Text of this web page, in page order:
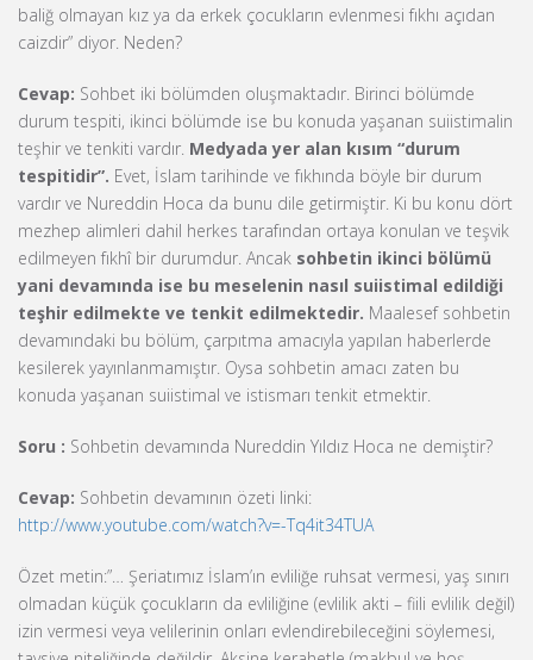
baliğ olmayan kız ya da erkek çocukların evlenmesi fıkhı açıdan
caizdir” diyor. Neden?
Cevap: Sohbet iki bölümden oluşmaktadır. Birinci bölümde
durum tespiti, ikinci bölümde ise bu konuda yaşanan suiistimalin
teşhir ve tenkiti vardır. Medyada yer alan kısım “durum
tespitidir”. Evet, İslam tarihinde ve fıkhında böyle bir durum
vardır ve Nureddin Hoca da bunu dile getirmiştir. Ki bu konu dört
mezhep alimleri dahil herkes tarafından ortaya konulan ve teşvik
edilmeyen fıkhî bir durumdur. Ancak sohbetin ikinci bölümü
yani devamında ise bu meselenin nasıl suiistimal edildiği
teşhir edilmekte ve tenkit edilmektedir. Maalesef sohbetin
devamındaki bu bölüm, çarpıtma amacıyla yapılan haberlerde
kesilerek yayınlanmamıştır. Oysa sohbetin amacı zaten bu
konuda yaşanan suiistimal ve istismarı tenkit etmektir.
Soru : Sohbetin devamında Nureddin Yıldız Hoca ne demiştir?
Cevap: Sohbetin devamının özeti linki:
http://www.youtube.com/watch?v=-Tq4it34TUA
Özet metin:”… Şeriatımız İslam’ın evliliğe ruhsat vermesi, yaş sınırı
olmadan küçük çocukların da evliliğine (evlilik akti – fiili evlilik değil)
izin vermesi veya velilerinin onları evlendirebileceğini söylemesi,